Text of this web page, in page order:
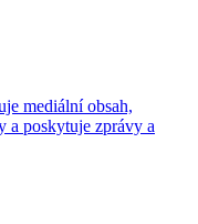
mediální obsah,
a poskytuje zprávy a